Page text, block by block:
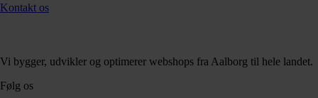
Kontakt os
Vi bygger, udvikler og optimerer webshops fra Aalborg til hele landet.
Følg os